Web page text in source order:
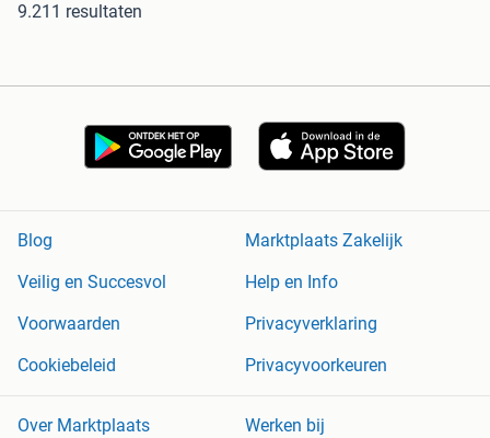
9.211 resultaten
Blog
Marktplaats Zakelijk
Veilig en Succesvol
Help en Info
Voorwaarden
Privacyverklaring
Cookiebeleid
Privacyvoorkeuren
Over Marktplaats
Werken bij